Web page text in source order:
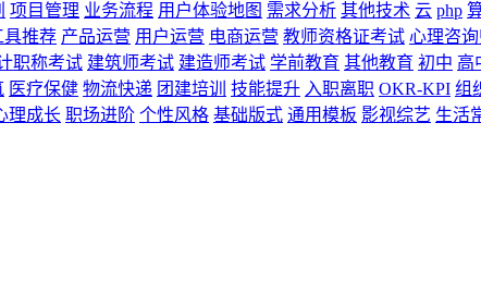
项目管理 业务流程 用户体验地图 需求分析 其他技术 云 php
具推荐 产品运营 用户运营 电商运营 教师资格证考试 心理咨
职称考试 建筑师考试 建造师考试 学前教育 其他教育 初中 高
医疗保健 物流快递 团建培训 技能提升 入职离职 OKR-KPI 组
理成长 职场进阶 个性风格 基础版式 通用模板 影视综艺 生活